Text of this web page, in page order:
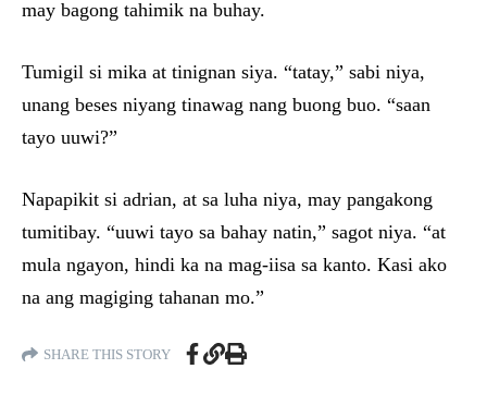
may bagong tahimik na buhay.
Tumigil si mika at tinignan siya. “tatay,” sabi niya,
unang beses niyang tinawag nang buong buo. “saan
tayo uuwi?”
Napapikit si adrian, at sa luha niya, may pangakong
tumitibay. “uuwi tayo sa bahay natin,” sagot niya. “at
mula ngayon, hindi ka na mag-iisa sa kanto. Kasi ako
na ang magiging tahanan mo.”
SHARE THIS STORY